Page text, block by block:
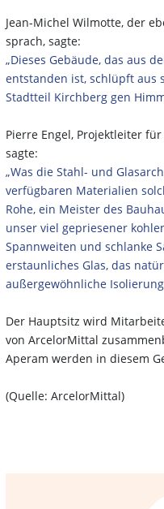
Jean-Michel Wilmotte, der
sprach, sagte:
„Dieses Gebäude, das aus
entstanden ist, schlüpft aus
Stadtteil Kirchberg gen
Pierre Engel, Projektleiter
sagte:
„Was die Stahl- und
verfügbaren Materialien
Rohe, ein Meister des
unser viel gepriesener
Spannweiten und schlanke
erstaunliches Glas, das
außergewöhnliche
Der Hauptsitz wird
von ArcelorMittal
Aperam werden in diesem
(Quelle: ArcelorMittal)